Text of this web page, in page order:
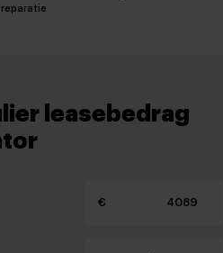
reparatie
leasebedrag
€